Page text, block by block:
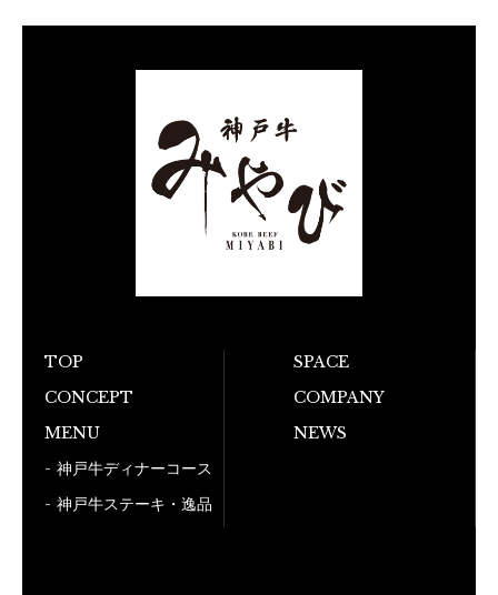
TOP
CONCEPT
MENU
神戸牛ディナーコース
神戸牛ステーキ・逸品
SPACE
COMPANY
NEWS
お電話でのご予